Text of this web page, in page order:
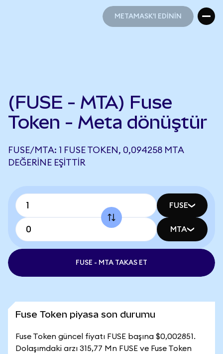
METAMASK'I EDİNİN
(FUSE - MTA) Fuse
Token - Meta dönüştür
FUSE/MTA: 1 FUSE TOKEN, 0,094258 MTA
DEĞERINE EŞITTIR
FUSE
MTA
FUSE - MTA TAKAS ET
Fuse Token piyasa son durumu
Fuse Token güncel fiyatı FUSE başına $0,002851.
Dolaşımdaki arzı 315,77 Mn FUSE ve Fuse Token